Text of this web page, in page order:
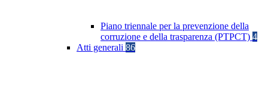
Piano triennale per la prevenzione della
corruzione e della trasparenza (PTPCT) 4
Atti generali 86